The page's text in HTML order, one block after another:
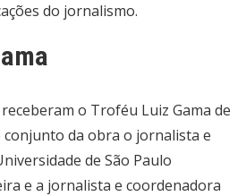
do jornalismo.
o Troféu Luiz Gama de
da obra o jornalista e
de São Paulo
e a jornalista e coordenadora